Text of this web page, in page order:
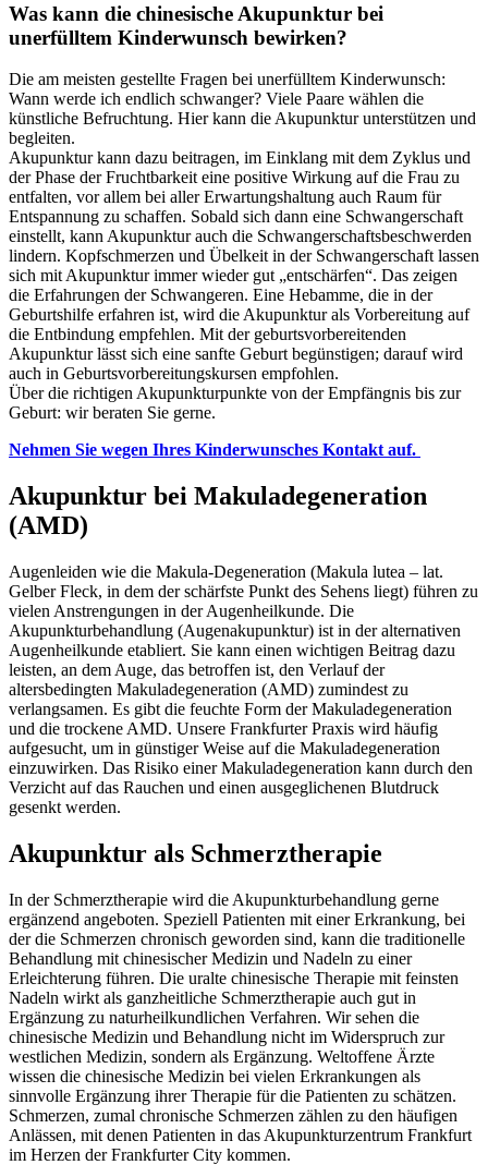
Was kann die chinesische Akupunktur bei
unerfülltem Kinderwunsch bewirken?
Die am meisten gestellte Fragen bei unerfülltem Kinderwunsch:
Wann werde ich endlich schwanger? Viele Paare wählen die
künstliche Befruchtung. Hier kann die Akupunktur unterstützen und
begleiten.
Akupunktur kann dazu beitragen, im Einklang mit dem Zyklus und
der Phase der Fruchtbarkeit eine positive Wirkung auf die Frau zu
entfalten, vor allem bei aller Erwartungshaltung auch Raum für
Entspannung zu schaffen. Sobald sich dann eine Schwangerschaft
einstellt, kann Akupunktur auch die Schwangerschaftsbeschwerden
lindern. Kopfschmerzen und Übelkeit in der Schwangerschaft lassen
sich mit Akupunktur immer wieder gut „entschärfen“. Das zeigen
die Erfahrungen der Schwangeren. Eine Hebamme, die in der
Geburtshilfe erfahren ist, wird die Akupunktur als Vorbereitung auf
die Entbindung empfehlen. Mit der geburtsvorbereitenden
Akupunktur lässt sich eine sanfte Geburt begünstigen; darauf wird
auch in Geburtsvorbereitungskursen empfohlen.
Über die richtigen Akupunkturpunkte von der Empfängnis bis zur
Geburt: wir beraten Sie gerne.
Nehmen Sie wegen Ihres Kinderwunsches Kontakt auf.
Akupunktur bei Makuladegeneration
(AMD)
Augenleiden wie die Makula-Degeneration (Makula lutea – lat.
Gelber Fleck, in dem der schärfste Punkt des Sehens liegt) führen zu
vielen Anstrengungen in der Augenheilkunde. Die
Akupunkturbehandlung (Augenakupunktur) ist in der alternativen
Augenheilkunde etabliert. Sie kann einen wichtigen Beitrag dazu
leisten, an dem Auge, das betroffen ist, den Verlauf der
altersbedingten Makuladegeneration (AMD) zumindest zu
verlangsamen. Es gibt die feuchte Form der Makuladegeneration
und die trockene AMD. Unsere Frankfurter Praxis wird häufig
aufgesucht, um in günstiger Weise auf die Makuladegeneration
einzuwirken. Das Risiko einer Makuladegeneration kann durch den
Verzicht auf das Rauchen und einen ausgeglichenen Blutdruck
gesenkt werden.
Akupunktur als Schmerztherapie
In der Schmerztherapie wird die Akupunkturbehandlung gerne
ergänzend angeboten. Speziell Patienten mit einer Erkrankung, bei
der die Schmerzen chronisch geworden sind, kann die traditionelle
Behandlung mit chinesischer Medizin und Nadeln zu einer
Erleichterung führen. Die uralte chinesische Therapie mit feinsten
Nadeln wirkt als ganzheitliche Schmerztherapie auch gut in
Ergänzung zu naturheilkundlichen Verfahren. Wir sehen die
chinesische Medizin und Behandlung nicht im Widerspruch zur
westlichen Medizin, sondern als Ergänzung. Weltoffene Ärzte
wissen die chinesische Medizin bei vielen Erkrankungen als
sinnvolle Ergänzung ihrer Therapie für die Patienten zu schätzen.
Schmerzen, zumal chronische Schmerzen zählen zu den häufigen
Anlässen, mit denen Patienten in das Akupunkturzentrum Frankfurt
im Herzen der Frankfurter City kommen.